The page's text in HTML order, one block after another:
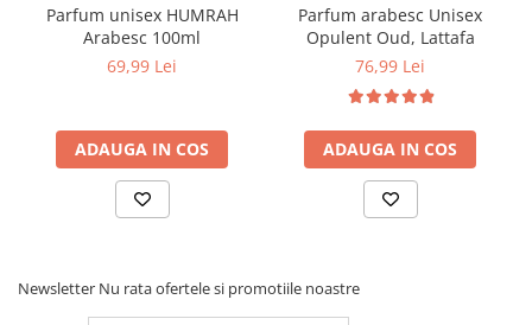
Parfum unisex HUMRAH
Arabesc 100ml
69,99 Lei
ADAUGA IN COS
Parfum arabesc Unisex
Opulent Oud, Lattafa
76,99 Lei
ADAUGA IN COS
Newsletter Nu rata ofertele si promotiile noastre